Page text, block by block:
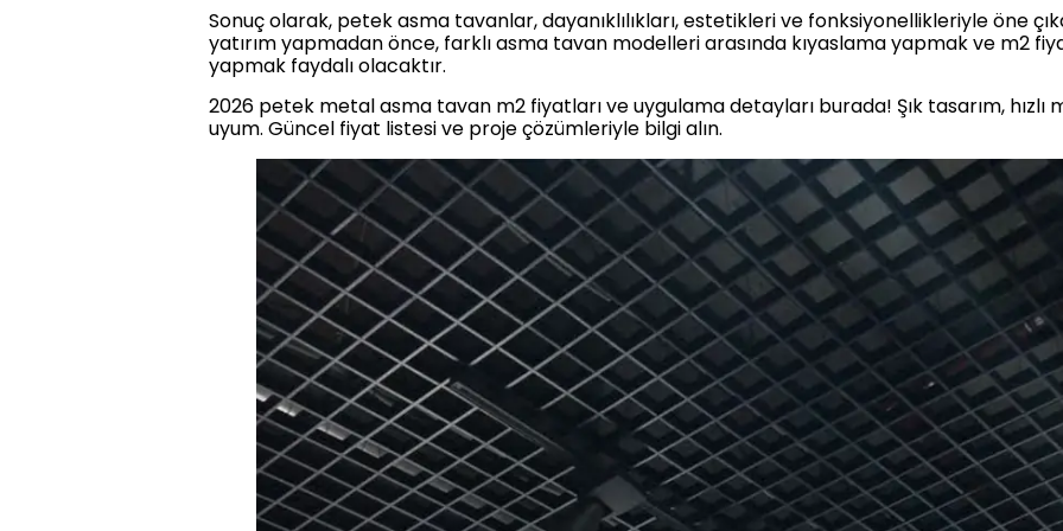
Sonuç olarak, petek asma tavanlar, dayanıklılıkları, estetikleri ve fonksiyonellikleriyle öne
yatırım yapmadan önce, farklı asma tavan modelleri arasında kıyaslama yapmak ve m2
yapmak faydalı olacaktır.
2026 petek metal asma tavan m2 fiyatları ve uygulama detayları burada! Şık tasarım,
uyum. Güncel fiyat listesi ve proje çözümleriyle bilgi alın.